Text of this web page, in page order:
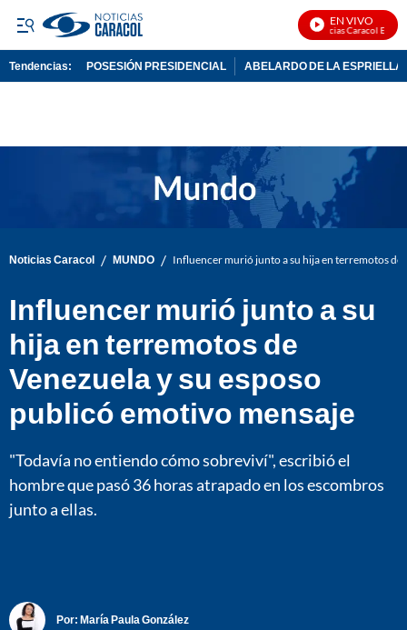
EN VIVO
Noticias Caracol En Vivo
Tendencias: POSESIÓN PRESIDENCIAL ABELARDO DE LA ESPRIELLA
Noticias Caracol / MUNDO / Influencer murió junto a su hija en terremotos de
Influencer murió junto a su
hija en terremotos de
Venezuela y su esposo
publicó emotivo mensaje
"Todavía no entiendo cómo sobreviví", escribió el
hombre que pasó 36 horas atrapado en los escombros
junto a ellas.
Por: María Paula González